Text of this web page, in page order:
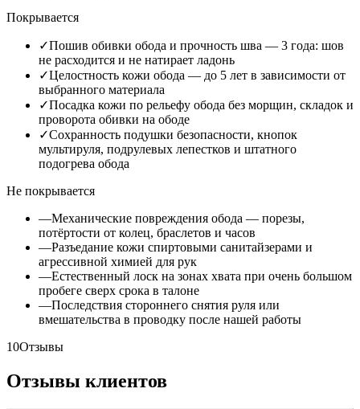
Покрывается
✓Пошив обивки обода и прочность шва — 3 года: шов
не расходится и не натирает ладонь
✓Целостность кожи обода — до 5 лет в зависимости от
выбранного материала
✓Посадка кожи по рельефу обода без морщин, складок и
проворота обивки на ободе
✓Сохранность подушки безопасности, кнопок
мультируля, подрулевых лепестков и штатного
подогрева обода
Не покрывается
—Механические повреждения обода — порезы,
потёртости от колец, браслетов и часов
—Разъедание кожи спиртовыми санитайзерами и
агрессивной химией для рук
—Естественный лоск на зонах хвата при очень большом
пробеге сверх срока в талоне
—Последствия стороннего снятия руля или
вмешательства в проводку после нашей работы
10Отзывы
Отзывы клиентов